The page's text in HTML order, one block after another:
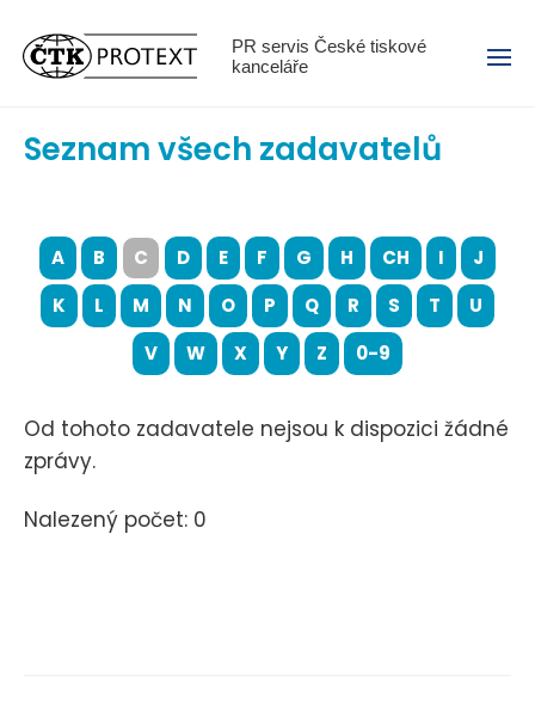
PR servis České tiskové
kanceláře
Menu
Seznam všech zadavatelů
A B C D E F G H CH I
J
K
L M N O P Q R S T
U
V
W X Y Z 0-9
Od tohoto zadavatele nejsou k dispozici žádné
zprávy.
Nalezený počet: 0